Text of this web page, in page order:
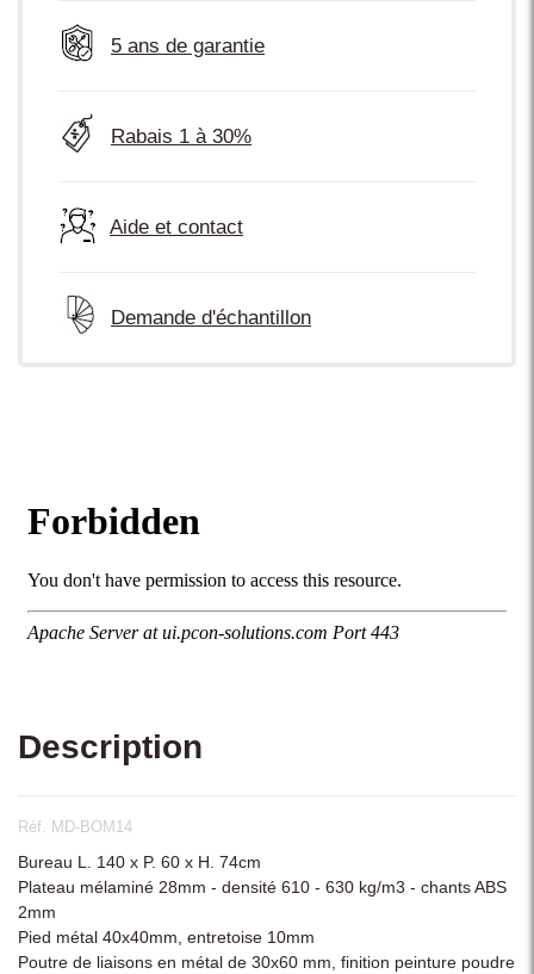
5 ans de garantie
Rabais 1 à 30%
Aide et contact
Demande d'échantillon
Description
Réf. MD-BOM14
Bureau L. 140 x P. 60 x H. 74cm
Plateau mélaminé 28mm - densité 610 - 630 kg/m3 - chants ABS
2mm
Pied métal 40x40mm, entretoise 10mm
Poutre de liaisons en métal de 30x60 mm, finition peinture poudre